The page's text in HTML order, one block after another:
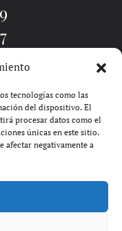
tecnologías como las
del dispositivo. El
procesar datos como el
únicas en este sitio.
negativamente a
VALENCIA
EN